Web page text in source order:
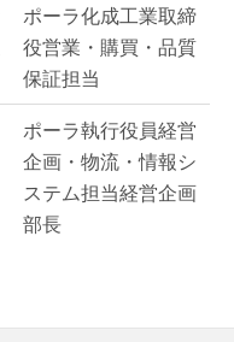
ポーラ化成工業取締
役営業・購買・品質
保証担当
ポーラ執行役員経営
企画・物流・情報シ
ステム担当経営企画
部長